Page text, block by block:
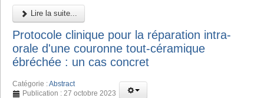
Lire la suite...
Protocole clinique pour la réparation intra-
orale d'une couronne tout-céramique
ébréchée : un cas concret
Catégorie :Abstract
Publication : 27 octobre 2023